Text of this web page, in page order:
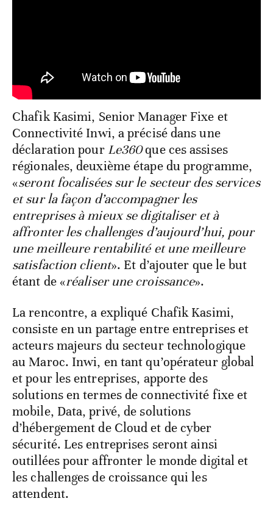
Chafik Kasimi, Senior Manager Fixe et
Connectivité Inwi, a précisé dans une
déclaration pour Le360que ces assises
régionales, deuxième étape du programme,
«seront focalisées sur le secteur des services
et sur la façon d’accompagner les
entreprises à mieux se digitaliser et à
affronter les challenges d’aujourd’hui, pour
une meilleure rentabilité et une meilleure
satisfaction client». Et d’ajouter que le but
étant de «réaliser une croissance».
La rencontre, a expliqué Chafik Kasimi,
consiste en un partage entre entreprises et
acteurs majeurs du secteur technologique
au Maroc. Inwi, en tant qu’opérateur global
et pour les entreprises, apporte des
solutions en termes de connectivité fixe et
mobile, Data, privé, de solutions
d’hébergement de Cloud et de cyber
sécurité. Les entreprises seront ainsi
outillées pour affronter le monde digital et
les challenges de croissance qui les
attendent.